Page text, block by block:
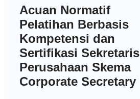
Acuan Normatif
Pelatihan Berbasis
Kompetensi dan
Sertifikasi Sekretaris
Perusahaan Skema
Corporate Secretary